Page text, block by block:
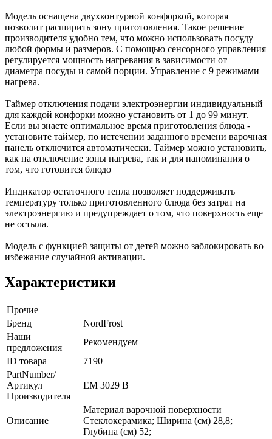
Модель оснащена двухконтурной конфоркой, которая
позволит расширить зону приготовления. Такое решение
производителя удобно тем, что можно использовать посуду
любой формы и размеров. С помощью сенсорного управления
регулируется мощность нагревания в зависимости от
диаметра посуды и самой порции. Управление с 9 режимами
нагрева.
Таймер отключения подачи электроэнергии индивидуальный
для каждой конфорки можно установить от 1 до 99 минут.
Если вы знаете оптимальное время приготовления блюда -
установите таймер, по истечении заданного времени варочная
панель отключится автоматически. Таймер можно установить,
как на отключение зоны нагрева, так и для напоминания о
том, что готовится блюдо
Индикатор остаточного тепла позволяет поддерживать
температуру только приготовленного блюда без затрат на
электроэнергию и предупреждает о том, что поверхность еще
не остыла.
Модель с функцией защиты от детей можно заблокировать во
избежание случайной активации.
Характеристики
Прочие
Бренд
NordFrost
Наши
предложения
Рекомендуем
ID товара
7190
PartNumber/
Артикул
Производителя
EM 3029 B
Описание
Материал варочной поверхности
Стеклокерамика; Ширина (см) 28,8;
Глубина (см) 52;